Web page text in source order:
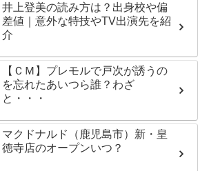
井上登美の読み方は？出身校や偏
差値｜意外な特技やTV出演先を紹
介
【ＣＭ】プレモルで戸次が誘うの
を忘れたあいつら誰？わざ
と・・・
マクドナルド（鹿児島市）新・皇
徳寺店のオープンいつ？